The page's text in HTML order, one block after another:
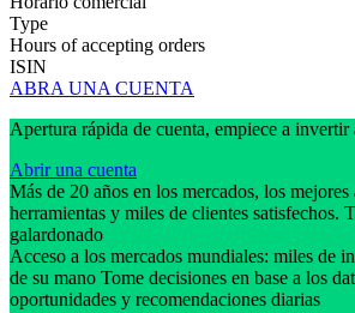
Type
Hours of accepting orders
ISIN
ABRA UNA CUENTA
Apertura rápida de cuenta, empiece a invertir
Abrir una cuenta
Más de 20 años en los mercados, los
herramientas y miles de clientes satisfechos.
galardonado
Acceso a los mercados mundiales: miles de
de su mano Tome decisiones en base a los
oportunidades y recomendaciones diarias